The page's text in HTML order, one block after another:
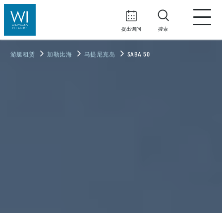
提出询问 搜索
游艇租赁 加勒比海 马提尼克岛 SABA 50